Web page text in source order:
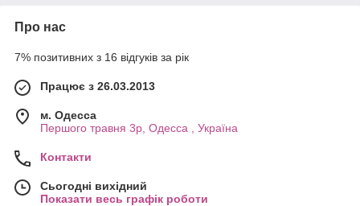
Про нас
7% позитивних з 16 відгуків за рік
Працює з 26.03.2013
м. Одесса
Першого травня 3р, Одесса , Україна
Контакти
Сьогодні вихідний
Показати весь графік роботи